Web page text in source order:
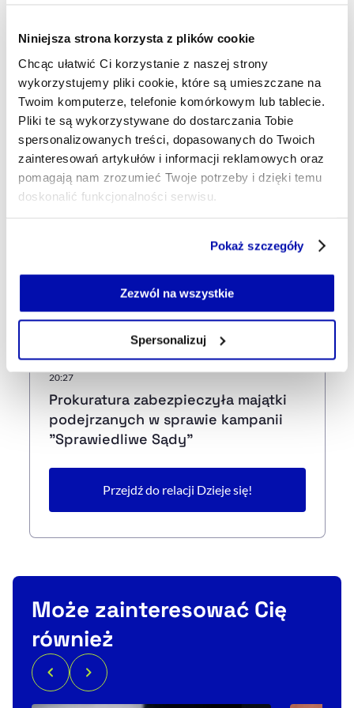
Niniejsza strona korzysta z plików cookie
Chcąc ułatwić Ci korzystanie z naszej strony
wykorzystujemy pliki cookie, które są umieszczane na
Twoim komputerze, telefonie komórkowym lub tablecie.
Pliki te są wykorzystywane do dostarczania Tobie
spersonalizowanych treści, dopasowanych do Twoich
zainteresowań artykułów i informacji reklamowych oraz
pomagają nam zrozumieć Twoje potrzeby i dzięki temu
doskonalić funkcjonalności serwisu.
Jeżeli nie wyrażasz zgody na zapisywanie plików cookie,
możesz łatwo zarządzać swoimi uprawnieniami, np. we
własnej przeglądarce internetowej lub po wybraniu opcji
naszejPolityce Prywatności
Pokaż szczegóły
Zezwól na wszystkie
Spersonalizuj
nadzwyczajnych zysków firm
paliwowych
21:33
Dwa zwycięstwa i remis. Mecze
polskich drużyn 6 sierpnia
21:12
Szpital w Miastku bez umów z NFZ.
upadłość lub likwidacja
Piotr Andrusiewicz zostanie
prezesem Polimex Mostostal
20:27
Prokuratura zabezpieczyła majątki
podejrzanych w sprawie kampanii
"Sprawiedliwe Sądy"
Przejdź do relacji Dzieje się!
Może zainteresować Cię
również